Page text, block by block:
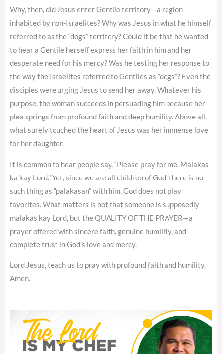
Why, then, did Jesus enter Gentile territory—a region
inhabited by non-Israelites? Why was Jesus in what he himself
referred to as the “dogs” territory? Could it be that he wanted
to hear a Gentile herself express her faith in him and her
desperate need for his mercy? Was he testing her response to
the way the Israelites referred to Gentiles as “dogs”? Even the
disciples were urging Jesus to send her away. Whatever his
purpose, the woman succeeds in persuading him because her
plea springs from profound faith and deep humility. Above all,
what surely touched the heart of Jesus was her immense love
for her daughter.
It is common to hear people say, “Please pray for me. Malakas
ka kay Lord.” Yet, since we are all children of God, there is no
such thing as “palakasan” with him. God does not play
favorites. What matters is not that someone is supposedly
malakas kay Lord, but the QUALITY OF THE PRAYER—a
prayer offered with sincere faith, genuine humility, and
complete trust in God’s love and mercy.
Lord Jesus, teach us to pray with profound faith and humility.
Amen.